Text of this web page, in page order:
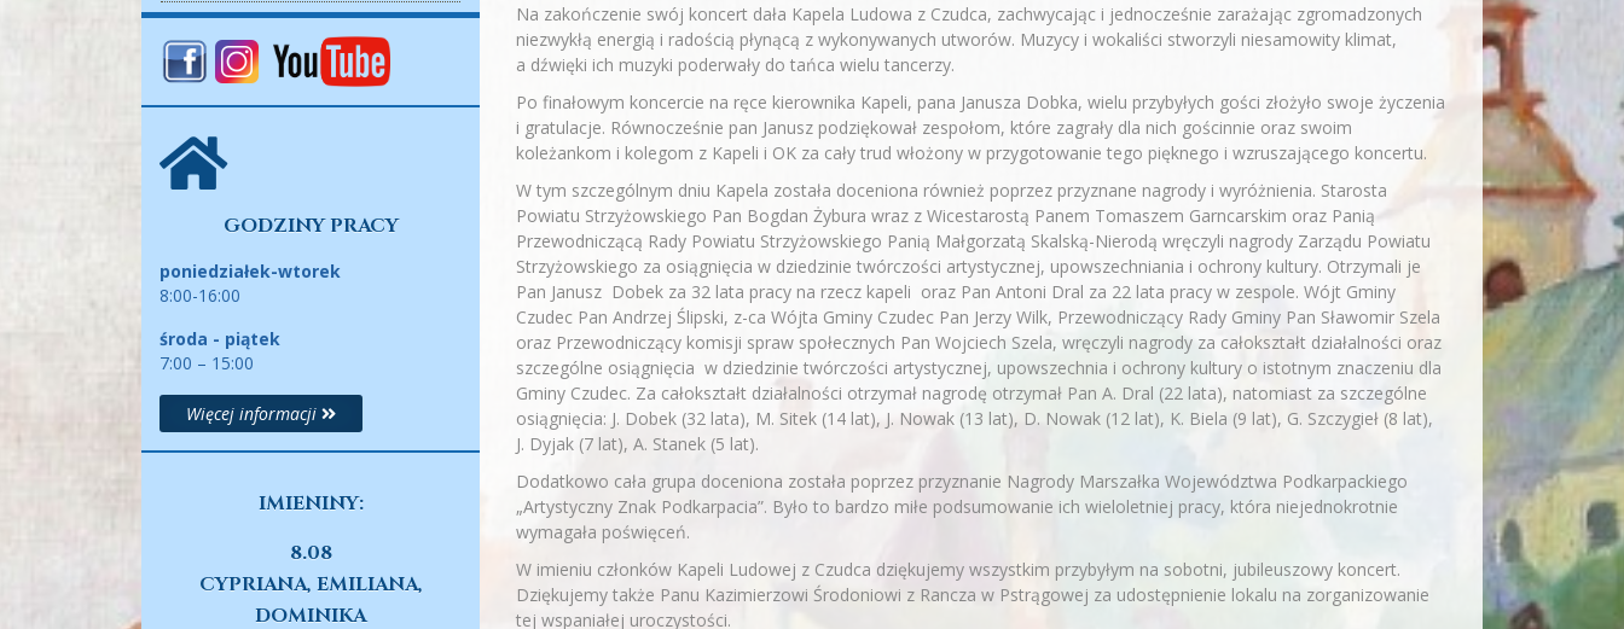
GODZINY PRACY
poniedziałek-wtorek
8:00-16:00
środa - piątek
7:00 – 15:00
Więcej informacji
IMIENINY:
8.08
CYPRIANA, EMILIANA,
DOMINIKA
Na zakończenie swój koncert dała Kapela Ludowa z Czudca, zachwycając i jednocześnie zarażając zgromadzonych
niezwykłą energią i radością płynącą z wykonywanych utworów. Muzycy i wokaliści stworzyli niesamowity klimat,
a dźwięki ich muzyki poderwały do tańca wielu tancerzy.
Po finałowym koncercie na ręce kierownika Kapeli, pana Janusza Dobka, wielu przybyłych gości złożyło swoje życzenia
i gratulacje. Równocześnie pan Janusz podziękował zespołom, które zagrały dla nich gościnnie oraz swoim
koleżankom i kolegom z Kapeli i OK za cały trud włożony w przygotowanie tego pięknego i wzruszającego koncertu.
W tym szczególnym dniu Kapela została doceniona również poprzez przyznane nagrody i wyróżnienia. Starosta
Powiatu Strzyżowskiego Pan Bogdan Żybura wraz z Wicestarostą Panem Tomaszem Garncarskim oraz Panią
Przewodniczącą Rady Powiatu Strzyżowskiego Panią Małgorzatą Skalską-Nierodą wręczyli nagrody Zarządu Powiatu
Strzyżowskiego za osiągnięcia w dziedzinie twórczości artystycznej, upowszechniania i ochrony kultury. Otrzymali je
Pan Janusz Dobek za 32 lata pracy na rzecz kapeli oraz Pan Antoni Dral za 22 lata pracy w zespole. Wójt Gminy
Czudec Pan Andrzej Ślipski, z-ca Wójta Gminy Czudec Pan Jerzy Wilk, Przewodniczący Rady Gminy Pan Sławomir Szela
oraz Przewodniczący komisji spraw społecznych Pan Wojciech Szela, wręczyli nagrody za całokształt działalności oraz
szczególne osiągnięcia w dziedzinie twórczości artystycznej, upowszechnia i ochrony kultury o istotnym znaczeniu dla
Gminy Czudec. Za całokształt działalności otrzymał nagrodę otrzymał Pan A. Dral (22 lata), natomiast za szczególne
osiągnięcia: J. Dobek (32 lata), M. Sitek (14 lat), J. Nowak (13 lat), D. Nowak (12 lat), K. Biela (9 lat), G. Szczygieł (8 lat),
J. Dyjak (7 lat), A. Stanek (5 lat).
Dodatkowo cała grupa doceniona została poprzez przyznanie Nagrody Marszałka Województwa Podkarpackiego
„Artystyczny Znak Podkarpacia”. Było to bardzo miłe podsumowanie ich wieloletniej pracy, która niejednokrotnie
wymagała poświęceń.
W imieniu członków Kapeli Ludowej z Czudca dziękujemy wszystkim przybyłym na sobotni, jubileuszowy koncert.
Dziękujemy także Panu Kazimierzowi Środoniowi z Rancza w Pstrągowej za udostępnienie lokalu na zorganizowanie
tej wspaniałej uroczystości.